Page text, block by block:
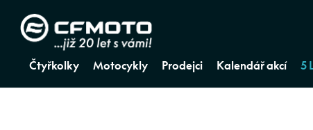
Čtyřkolky Motocykly Prodejci Kalendář akcí 5